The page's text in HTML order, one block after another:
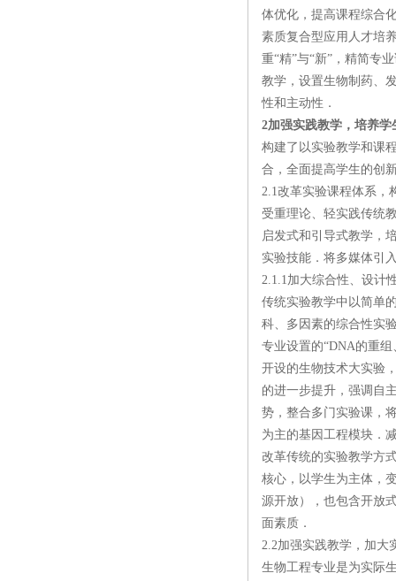
体优化，提高课程综合
素质复合型应用人才培
重“精”与“新”，精简专
教学，设置生物制药、
性和主动性．
2加强实践教学，培养学
构建了以实验教学和课
合，全面提高学生的创
2.1改革实验课程体系，
受重理论、轻实践传统
启发式和引导式教学，
实验技能．将多媒体引
2.1.1加大综合性、设计
传统实验教学中以简单
科、多因素的综合性实
专业设置的“DNA的重
开设的生物技术大实验
的进一步提升，强调自
势，整合多门实验课，
为主的基因工程模块．
改革传统的实验教学方
核心，以学生为主体，
源开放），也包含开放
面素质．
2.2加强实践教学，加大
生物工程专业是为实际